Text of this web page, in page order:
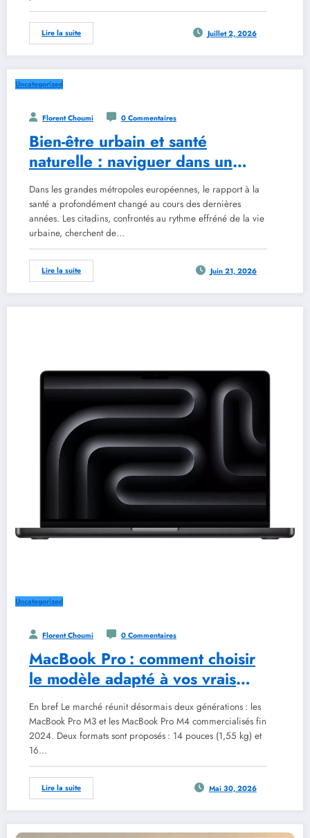
Lire la suite Juillet 2, 2026
Uncategorized
Florent Choumi 0 Commentaires
Bien-être urbain et santé
naturelle : naviguer dans un
cadre réglementaire en
évolution avec les outils de
2026
Dans les grandes métropoles européennes, le rapport à la
santé a profondément changé au cours des dernières
années. Les citadins, confrontés au rythme effréné de la vie
urbaine, cherchent de…
Lire la suite Juin 21, 2026
Uncategorized
Florent Choumi 0 Commentaires
MacBook Pro : comment choisir
le modèle adapté à vos vrais
besoins
En bref Le marché réunit désormais deux générations : les
MacBook Pro M3 et les MacBook Pro M4 commercialisés fin
2024. Deux formats sont proposés : 14 pouces (1,55 kg) et
16…
Lire la suite Mai 30, 2026